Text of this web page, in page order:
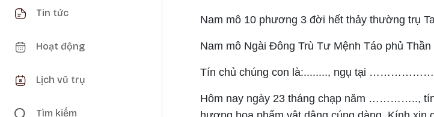
Tin tức
Hoạt động
Lịch vũ trụ
Tìm kiếm
Nam mô 10 phương 3 đời hết thảy thường trụ
Nam mô Ngài Đông Trù Tư Mệnh Táo phủ Thần
Tín chủ chúng con là:........, ngụ tại
Hôm nay ngày 23 tháng chạp năm …………..,